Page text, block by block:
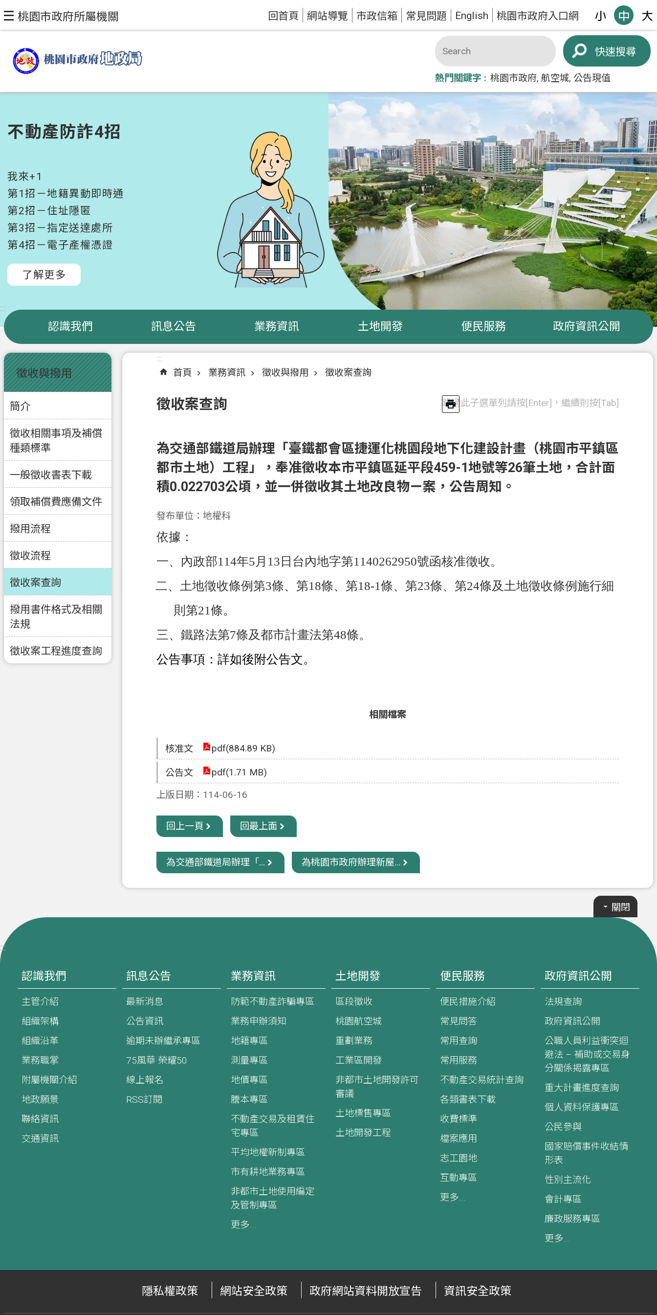
跳到主要內容區塊
桃園市政府所屬機關 回首頁 網站導覽 市政信箱 常見問題 English 桃園市政府入口網
搜尋
熱門關鍵字 桃園市政府 航空城 公告現值
不動產防詐4招
我來+1
第1招－地籍異動即時通
第2招－住址隱匿
第3招－指定送達處所
第4招－電子產權憑證
了解更多
:::
認識我們 訊息公告 業務資訊 土地開發 便民服務 政府資訊公開
:::
徵收與撥用
簡介
徵收相關事項及補償
種類標準
一般徵收書表下載
領取補償費應備文件
撥用流程
徵收流程
徵收案查詢
撥用書件格式及相關
法規
徵收案工程進度查詢
:::
首頁
業務資訊 徵收與撥用 徵收案查詢
徵收案查詢 跳過此子選單列請按[Enter]，繼續則按[Tab]
為交通部鐵道局辦理「臺鐵都會區捷運化桃園段地下化建設計畫（桃園市平鎮區
都市土地）工程」，奉准徵收本市平鎮區延平段459-1地號等26筆土地，合計面
積0.022703公頃，並一併徵收其土地改良物ㄧ案，公告周知。
發布單位：地權科
依據：
一、內政部114年5月13日台內地字第1140262950號函核准徵收。
二、土地徵收條例第3條、第18條、第18-1條、第23條、第24條及土地徵收條例施行細
則第21條。
三、鐵路法第7條及都市計畫法第48條。
公告事項：詳如後附公告文。
相關檔案
核准文 pdf(884.89 KB)
公告文
pdf(1.71 MB)
上版日期：114-06-16
回上一頁 回最上面
為交通部鐵道局辦理「... 為桃園市政府辦理新屋...
關閉
:::
認識我們
主管介紹
組織架構
組織沿革
業務職掌
附屬機關介紹
地政願景
聯絡資訊
交通資訊
訊息公告
最新消息
公告資訊
逾期未辦繼承專區
75風華·榮耀50
線上報名
RSS訂閱
業務資訊
防範不動產詐騙專區
業務申辦須知
地籍專區
測量專區
地價專區
謄本專區
不動產交易及租賃住
宅專區
平均地權新制專區
市有耕地業務專區
非都市土地使用編定
及管制專區
更多...
土地開發
區段徵收
桃園航空城
重劃業務
工業區開發
非都市土地開發許可
審議
土地標售專區
土地開發工程
便民服務
便民措施介紹
常見問答
常用查詢
常用服務
不動產交易統計查詢
各類書表下載
收費標準
檔案應用
志工園地
互動專區
更多...
政府資訊公開
法規查詢
政府資訊公開
公職人員利益衝突迴
避法 – 補助或交易身
分關係揭露專區
重大計畫進度查詢
個人資料保護專區
公民參與
國家賠償事件收結情
形表
性別主流化
會計專區
廉政服務專區
更多...
隱私權政策 網站安全政策 政府網站資料開放宣告 資訊安全政策